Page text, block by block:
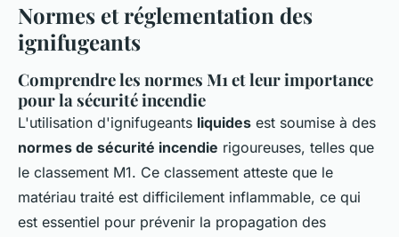
Normes et réglementation des
ignifugeants
Comprendre les normes M1 et leur importance
pour la sécurité incendie
L'utilisation d'ignifugeants liquides est soumise à des
normes de sécurité incendie rigoureuses, telles que
le classement M1. Ce classement atteste que le
matériau traité est difficilement inflammable, ce qui
est essentiel pour prévenir la propagation des